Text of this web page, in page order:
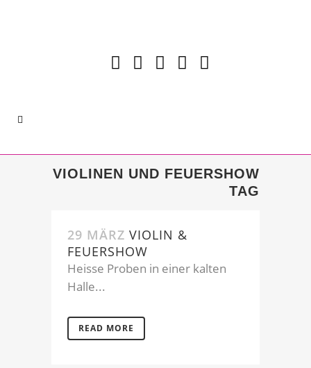
VIOLINEN UND FEUERSHOW
TAG
29 MÄRZ VIOLIN &
FEUERSHOW
Heisse Proben in einer kalten
Halle...
READ MORE